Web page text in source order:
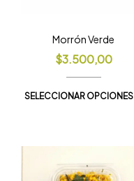
Morrón Verde
$3.500,00
SELECCIONAR OPCIONES